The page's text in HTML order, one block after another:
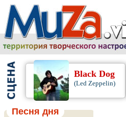
Black Dog
(Led Zeppelin)
Песня дня